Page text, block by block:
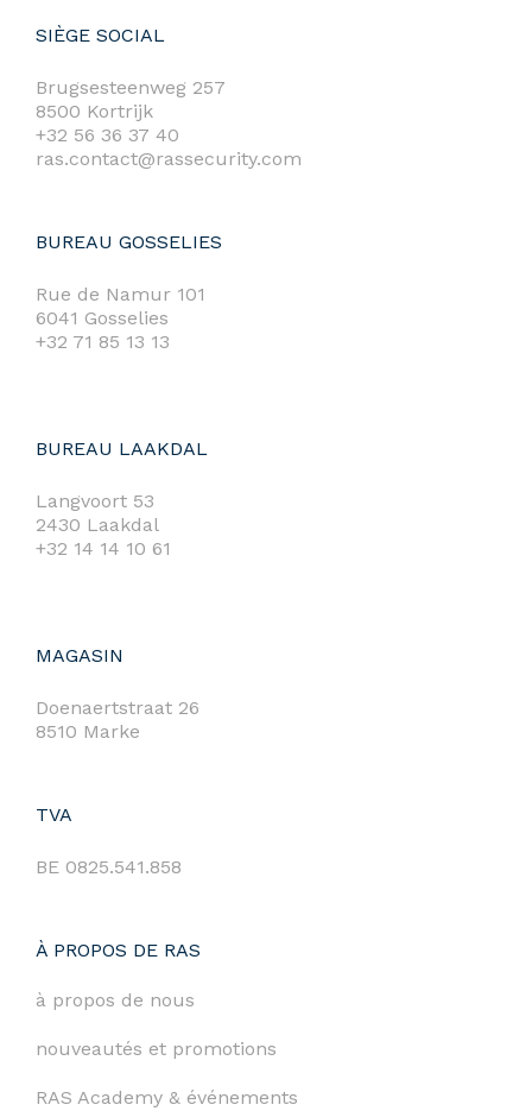
SIÈGE SOCIAL
Brugsesteenweg 257
8500 Kortrijk
+32 56 36 37 40
ras.contact@rassecurity.com
BUREAU GOSSELIES
Rue de Namur 101
6041 Gosselies
+32 71 85 13 13
BUREAU LAAKDAL
Langvoort 53
2430 Laakdal
+32 14 14 10 61
MAGASIN
Doenaertstraat 26
8510 Marke
TVA
BE 0825.541.858
À PROPOS DE RAS
à propos de nous
nouveautés et promotions
RAS Academy & événements